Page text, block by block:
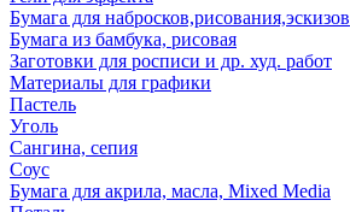
Бумага для набросков,рисования,эскизов
Бумага из бамбука, рисовая
Заготовки для росписи и др. худ. работ
Материалы для графики
Пастель
Уголь
Сангина, сепия
Соус
Бумага для акрила, масла, Mixed Media